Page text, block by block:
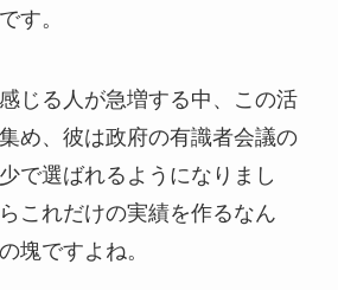
です。
じる人が急増する中、この活
め、彼は政府の有識者会議の
で選ばれるようになりまし
これだけの実績を作るなん
塊ですよね。